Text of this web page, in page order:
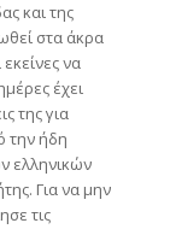
και της
στα άκρα
να
έχει
της για
την ήδη
ελληνικών
Για να μην
τις